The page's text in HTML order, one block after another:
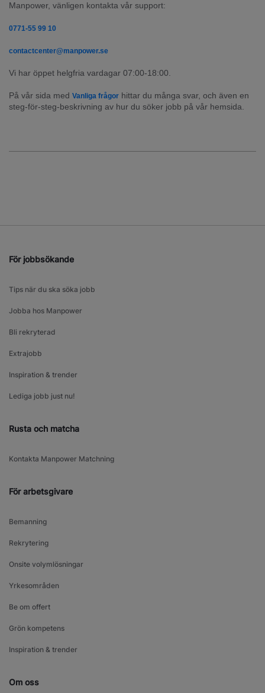
Manpower, vänligen kontakta vår support:
0771-55 99 10
contactcenter@manpower.se
Vi har öppet helgfria vardagar 07:00-18:00.
På vår sida med Vanliga frågor hittar du många svar, och även en
steg-för-steg-beskrivning av hur du söker jobb på vår hemsida.
För jobbsökande
Tips när du ska söka jobb
Jobba hos Manpower
Bli rekryterad
Extrajobb
Inspiration & trender
Lediga jobb just nu!
Rusta och matcha
Kontakta Manpower Matchning
För arbetsgivare
Bemanning
Rekrytering
Onsite volymlösningar
Yrkesområden
Be om offert
Grön kompetens
Inspiration & trender
Om oss